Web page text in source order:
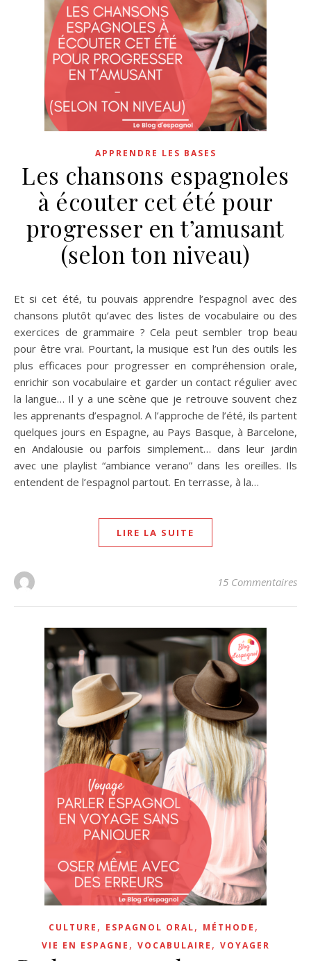
APPRENDRE LES BASES
Les chansons espagnoles
à écouter cet été pour
progresser en t’amusant
(selon ton niveau)
Et si cet été, tu pouvais apprendre l’espagnol avec des
chansons plutôt qu’avec des listes de vocabulaire ou des
exercices de grammaire ? Cela peut sembler trop beau
pour être vrai. Pourtant, la musique est l’un des outils les
plus efficaces pour progresser en compréhension orale,
enrichir son vocabulaire et garder un contact régulier avec
la langue… Il y a une scène que je retrouve souvent chez
les apprenants d’espagnol. A l’approche de l’été, ils partent
quelques jours en Espagne, au Pays Basque, à Barcelone,
en Andalousie ou parfois simplement… dans leur jardin
avec une playlist “ambiance verano” dans les oreilles. Ils
entendent de l’espagnol partout. En terrasse, à la…
LIRE LA SUITE
15 Commentaires
CULTURE , ESPAGNOL ORAL, MÉTHODE ,
VIE EN ESPAGNE , VOCABULAIRE , VOYAGER